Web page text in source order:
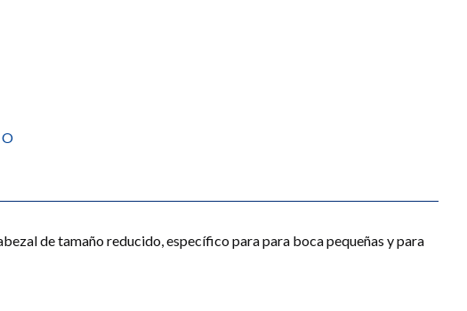
de tamaño reducido, específico para para boca pequeñas y para